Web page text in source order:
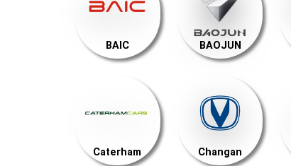
BAIC BAOJUN
Caterham Changan